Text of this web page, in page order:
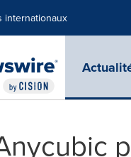
internationaux